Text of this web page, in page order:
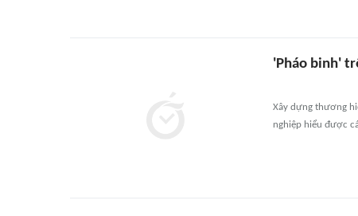
'Pháo binh'
Xây dựng thương
nghiệp hiểu được